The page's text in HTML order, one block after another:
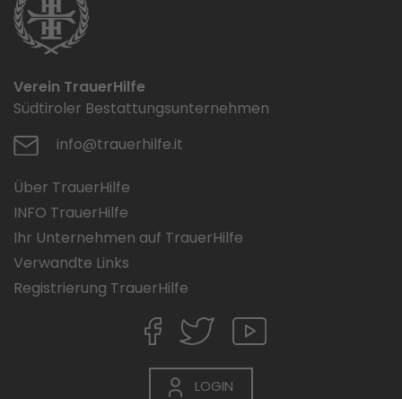
Verein TrauerHilfe
Südtiroler Bestattungsunternehmen
info@trauerhilfe.it
Über TrauerHilfe
INFO TrauerHilfe
Ihr Unternehmen auf TrauerHilfe
Verwandte Links
Registrierung TrauerHilfe
LOGIN